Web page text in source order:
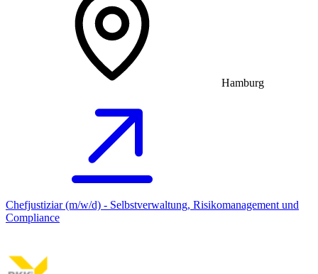
Hamburg
Chefjustiziar (m/w/d) - Selbstverwaltung, Risikomanagement und
Compliance